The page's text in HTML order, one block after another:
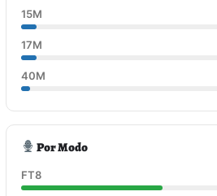
15M
17M
40M
Por Modo
FT8